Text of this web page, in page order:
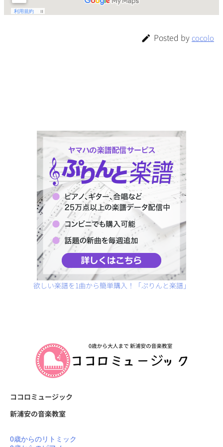
 Posted by cocolo
欲しい楽譜を1曲から簡単購入！「ぷりんと楽譜」
ココロミュージック
新浦安の音楽教室
0歳からのリトミック